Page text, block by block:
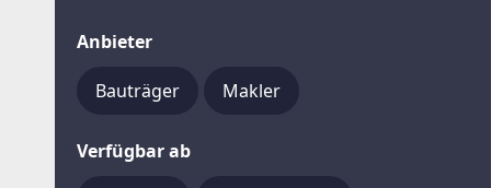
Anbieter
Bauträger Makler
Verfügbar ab